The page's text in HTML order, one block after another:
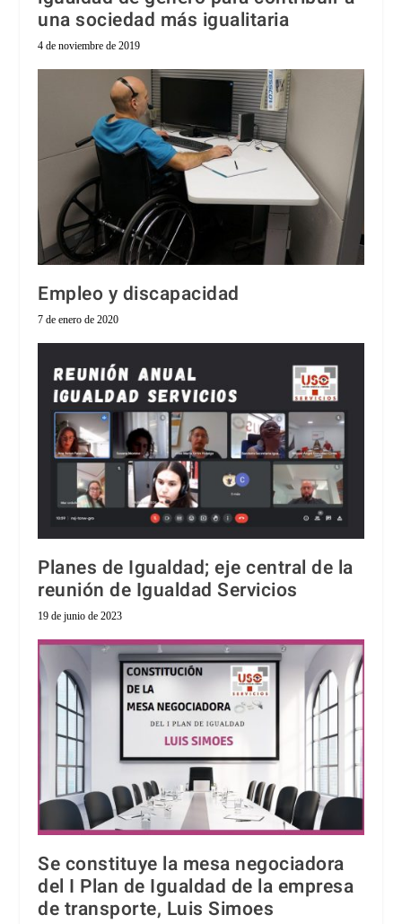
una sociedad más igualitaria
4 de noviembre de 2019
Empleo y discapacidad
7 de enero de 2020
Planes de Igualdad; eje central de la
reunión de Igualdad Servicios
19 de junio de 2023
Se constituye la mesa negociadora
del I Plan de Igualdad de la empresa
de transporte, Luis Simoes